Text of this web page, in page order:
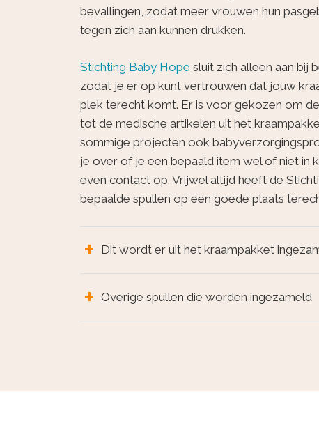
bevallingen, zodat meer vrouwen hun
tegen zich aan kunnen drukken.
Stichting Baby Hope sluit zich alleen aan bij
zodat je er op kunt vertrouwen dat jouw
plek terecht komt. Er is voor gekozen om
tot de medische artikelen uit het
sommige projecten ook
je over of je een bepaald item wel of niet in
even contact op. Vrijwel altijd heeft de
bepaalde spullen op een goede plaats
Dit wordt er uit het kraampakket
Overige spullen die worden ingezameld